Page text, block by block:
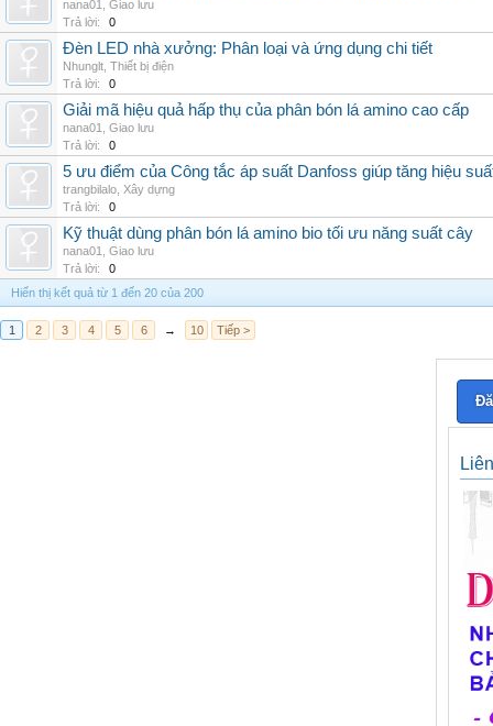
nana01
Giao lưu
Trả lời:
0
Đèn LED nhà xưởng: Phân loại và ứng dụng chi tiết
Nhunglt Thiết bị điện
Trả lời:
0
Giải mã hiệu quả hấp thụ của phân bón lá amino cao cấp
nana01
Giao lưu
Trả lời:
0
5 ưu điểm của Công tắc áp suất Danfoss giúp tăng hiệu
trangbilalo Xây dựng
Trả lời:
0
Kỹ thuật dùng phân bón lá amino bio tối ưu năng suất cây
nana01
Giao lưu
Trả lời:
0
Hiển thị kết quả từ 1 đến 20 của 200
1 2 3 4 5 6 → 10 Tiếp >